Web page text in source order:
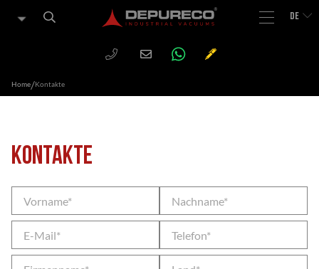
DE
PHONE Email WHATSAPP CHIEDI
UN
Home/Kontakte
Kontakte